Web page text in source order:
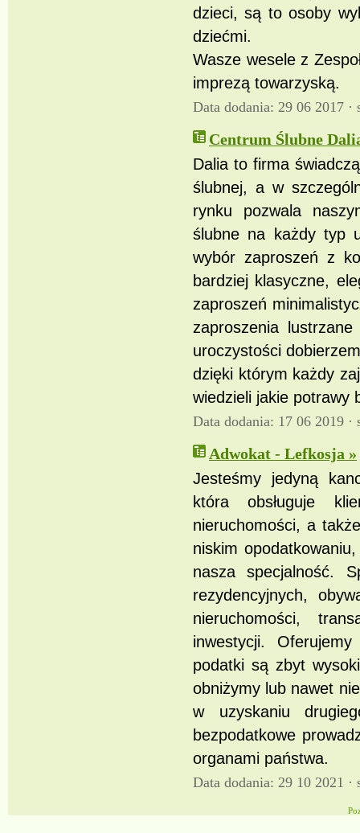
dzieci, są to osoby
dziećmi.
Wasze wesele z
imprezą towarzyską.
Data dodania: 29 06 2017 ·
Centrum Ślubne
Dalia to firma
ślubnej, a w
rynku pozwala
ślubne na każdy typ
wybór zaproszeń z
bardziej klasyczne,
zaproszeń
zaproszenia
uroczystości
dzięki którym każdy
wiedzieli jakie potrawy
Data dodania: 17 06 2019 ·
Adwokat - Lefkosja »
Jesteśmy jedyną
która obsługuje
nieruchomości, a
niskim
nasza specjalność.
rezydencyjnych,
nieruchomości,
inwestycji.
podatki są zbyt
obniżymy lub nawet
w uzyskaniu
bezpodatkowe
organami państwa.
Data dodania: 29 10 2021 ·